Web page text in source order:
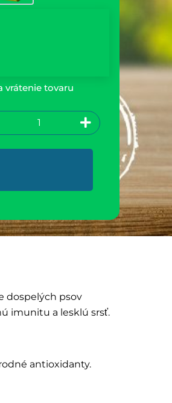
vrátenie tovaru
dospelých psov
imunitu a lesklú srsť.
antioxidanty.